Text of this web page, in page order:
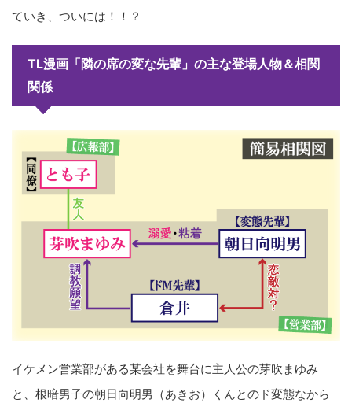
ていき、ついには！！？
TL漫画「隣の席の変な先輩」の主な登場人物＆相関
関係
イケメン営業部がある某会社を舞台に主人公の芽吹まゆみ
と、根暗男子の朝日向明男（あきお）くんとのド変態なから